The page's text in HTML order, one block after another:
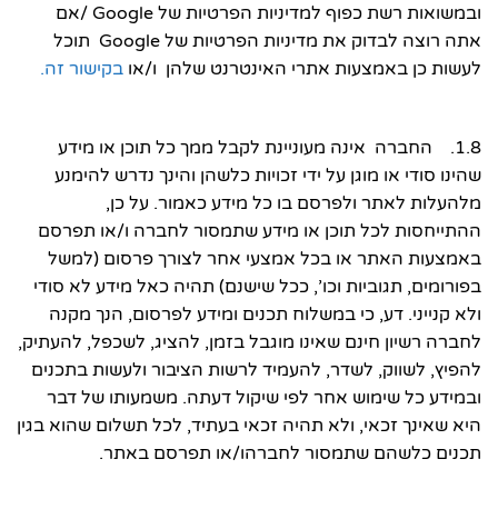
ובמשואות רשת כפוף למדיניות הפרטיות של Google /אם
אתה רוצה לבדוק את מדיניות הפרטיות של Google תוכל
לעשות כן באמצעות אתרי האינטרנט שלהן ו/או בקישור זה.
1.8. החברה אינה מעוניינת לקבל ממך כל תוכן או מידע
שהינו סודי או מוגן על ידי זכויות כלשהן והינך נדרש להימנע
מלהעלות לאתר ולפרסם בו כל מידע כאמור. על כן,
ההתייחסות לכל תוכן או מידע שתמסור לחברה ו/או תפרסם
באמצעות האתר או בכל אמצעי אחר לצורך פרסום (למשל
בפורומים, תגוביות וכו’, ככל שישנם) תהיה כאל מידע לא סודי
ולא קנייני. דע, כי במשלוח תכנים ומידע לפרסום, הנך מקנה
לחברה רשיון חינם שאינו מוגבל בזמן, להציג, לשכפל, להעתיק,
להפיץ, לשווק, לשדר, להעמיד לרשות הציבור ולעשות בתכנים
ובמידע כל שימוש אחר לפי שיקול דעתה. משמעותו של דבר
היא שאינך זכאי, ולא תהיה זכאי בעתיד, לכל תשלום שהוא בגין
תכנים כלשהם שתמסור לחברהו/או תפרסם באתר.